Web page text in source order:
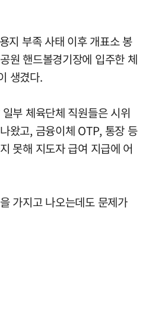
지 부족 사태 이후 개표소 봉
원 핸드볼경기장에 입주한 체
생겼다.
부 체육단체 직원들은 시위
왔고, 금융이체 OTP, 통장 등
못해 지도자 급여 지급에 어
가지고 나오는데도 문제가